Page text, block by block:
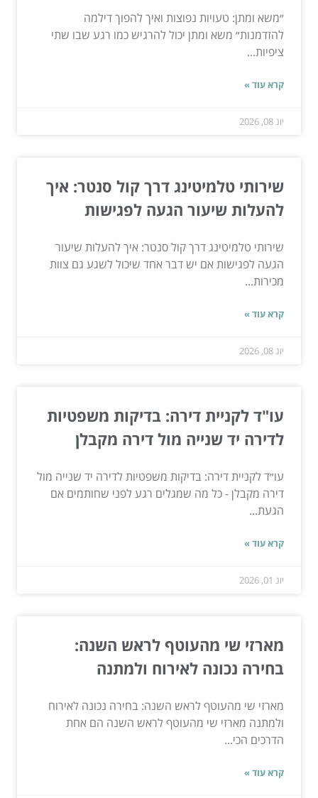
״משא ומתן: טעויות נפוצות ואיך להפוך דילמה
להזדמנות״ משא ומתן יכול להרגיש כמו רגע שבו שתי
ציפיות...
קרא עוד »
יונ 08, 2026
שירותי טלמיטינג דרך קול סנטר: איך
להעלות שיעור הגעה לפגישות
שירותי טלמיטינג דרך קול סנטר: איך להעלות שיעור
הגעה לפגישות אם יש דבר אחד שיכול לשגע גם צוות
מכירות...
קרא עוד »
יונ 08, 2026
עו"ד לקניית דירה: בדיקות משפטיות
לדירה יד שנייה מול דירה מקבלן
עו״ד לקניית דירה: בדיקות משפטיות לדירה יד שנייה מול
דירה מקבלן - כל מה שמגלים רגע לפני שחותמים אם
הגעת...
קרא עוד »
יונ 01, 2026
מארזי שי מהעוטף לראש השנה:
בחירה נכונה לאירוח ולמתנה
מארזי שי מהעוטף לראש השנה: בחירה נכונה לאירוח
ולמתנה מארזי שי מהעוטף לראש השנה הם אחת
הדרכים הכי...
קרא עוד »